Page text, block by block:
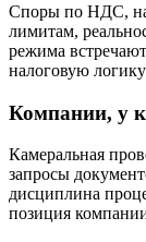
Споры по НДС,
лимитам,
режима
налоговую логику
Компании, у
Камеральная
запросы
дисциплина
позиция